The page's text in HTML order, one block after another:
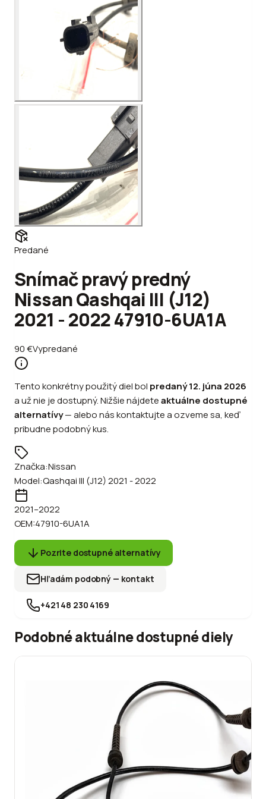
Predané
Snímač pravý predný
Nissan Qashqai III (J12)
2021 - 2022 47910-6UA1A
90€Vypredané
Tento konkrétny použitý diel bol predaný12. júna 2026
a už nie je dostupný. Nižšie nájdeteaktuálne dostupné
alternatívy—alebonás kontaktujte a ozveme sa, keď
pribudne podobný kus.
Značka:Nissan
Model:Qashqai III (J12) 2021 - 2022
2021–2022
OEM:47910-6UA1A
Pozrite dostupné alternatívy
Hľadám podobný — kontakt
+421 48 230 4169
Podobné aktuálne dostupné diely